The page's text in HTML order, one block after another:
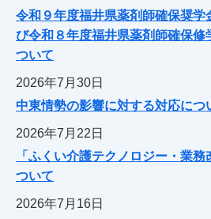
令和９年度福井県薬剤師確保奨学
び令和８年度福井県薬剤師確保修
ついて
2026年7月30日
中東情勢の影響に対する対応につ
2026年7月22日
「ふくい介護テクノロジー・業
ついて
2026年7月16日